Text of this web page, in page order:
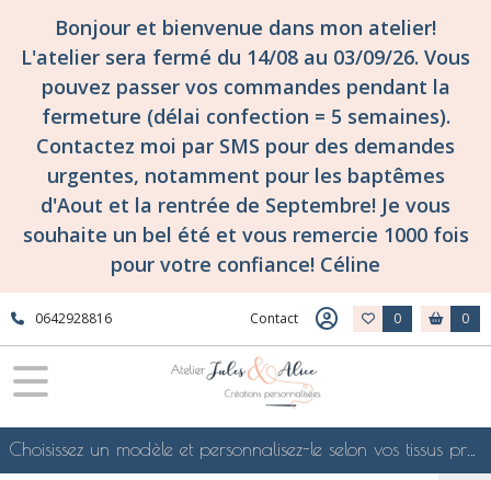
Bonjour et bienvenue dans mon atelier!
L'atelier sera fermé du 14/08 au 03/09/26. Vous
pouvez passer vos commandes pendant la
fermeture (délai confection = 5 semaines).
Contactez moi par SMS pour des demandes
urgentes, notamment pour les baptêmes
d'Aout et la rentrée de Septembre! Je vous
souhaite un bel été et vous remercie 1000 fois
pour votre confiance! Céline
0642928816 Contact 0 0
Choisissez un modèle et personnalisez-le selon vos tissus préférés de mes collections en ligne, je le confectionnerai selon vos souhaits